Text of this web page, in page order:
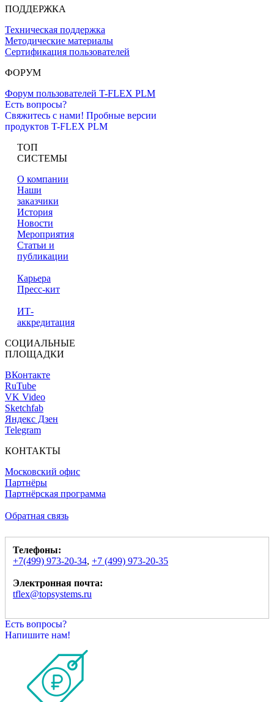
ПОДДЕРЖКА
Техническая поддержка
Методические материалы
Сертификация пользователей
ФОРУМ
Форум пользователей T-FLEX PLM
Есть вопросы?
Свяжитесь с нами! Пробные версии
продуктов T-FLEX PLM
ТОП
СИСТЕМЫ
О компании
Наши
заказчики
История
Новости
Мероприятия
Статьи и
публикации
Карьера
Пресс-кит
ИТ-
аккредитация
СОЦИАЛЬНЫЕ
ПЛОЩАДКИ
ВКонтакте
RuTube
VK Video
Sketchfab
Яндекс Дзен
Telegram
КОНТАКТЫ
Московский офис
Партнёры
Партнёрская программа
Обратная связь
Телефоны:
+7(499) 973-20-34, +7 (499) 973-20-35
Электронная почта:
tflex@topsystems.ru
Есть вопросы?
Напишите нам!